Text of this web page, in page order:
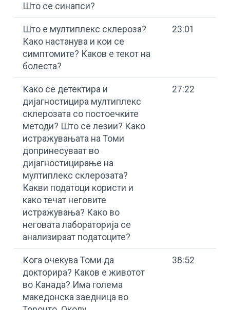
Што се синапси?
Што е мултиплекс склероза?
Како настанува и кои се
симптомите? Каков е текот на
болеста?
23:01
Како се детектира и
дијагностицира мултиплекс
склерозата со постоечките
методи? Што се лезии? Како
истражувањата на Томи
допринесуваат во
дијагностицирање на
мултиплекс склерозата?
Какви податоци користи и
како течат неговите
истражувања? Како во
неговата лабораторија се
анализираат податоците?
27:22
Кога очекува Томи да
докторира? Каков е животот
во Канада? Има голема
македонска заедница во
38:52